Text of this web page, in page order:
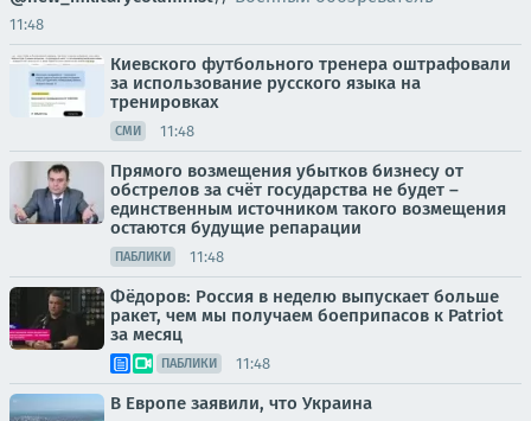
11:48
Киевского футбольного тренера оштрафовали
за использование русского языка на
тренировках
СМИ 11:48
Прямого возмещения убытков бизнесу от
обстрелов за счёт государства не будет –
единственным источником такого возмещения
остаются будущие репарации
ПАБЛИКИ 11:48
Фёдоров: Россия в неделю выпускает больше
ракет, чем мы получаем боеприпасов к Patriot
за месяц
ПАБЛИКИ 11:48
В Европе заявили, что Украина